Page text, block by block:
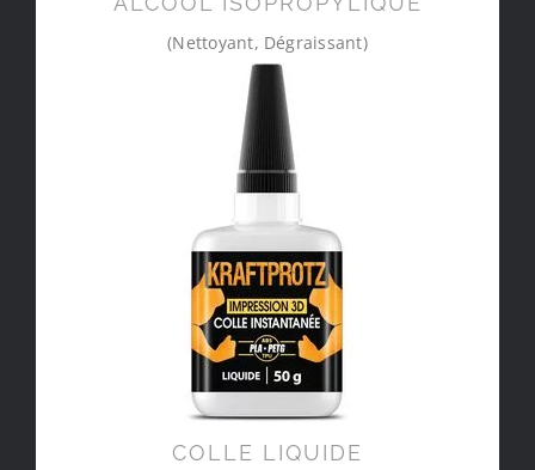
(Nettoyant, Dégraissant)
COLLE LIQUIDE